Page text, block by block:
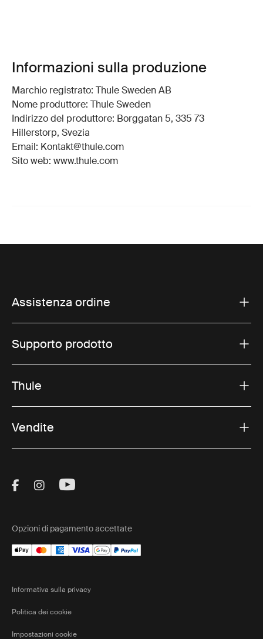
Informazioni sulla produzione
Marchio registrato: Thule Sweden AB
Nome produttore: Thule Sweden
Indirizzo del produttore: Borggatan 5, 335 73
Hillerstorp, Svezia
Email: Kontakt@thule.com
Sito web: www.thule.com
Assistenza ordine
Supporto prodotto
Thule
Vendite
Visit Thule on Facebook (external link)
Visit Thule on Instagram (external link)
Visit Thule on Youtube (external
Opzioni di pagamento accettate
Informativa sulla privacy
Politica dei cookie
Impostazioni cookie